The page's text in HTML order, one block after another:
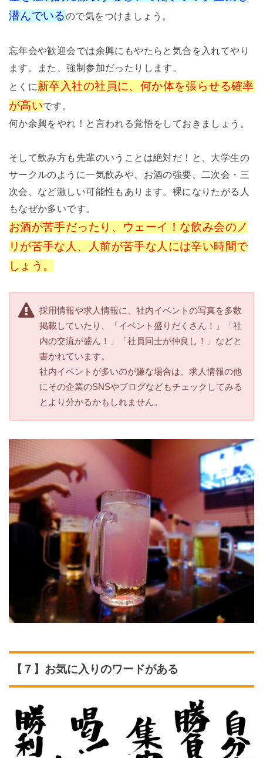
潜んでいるので気をつけましょう。
忘年会や歓迎会では余興にもやたらと気合を入れてやり
ます。また、強制参加だったりします。
とくに新卒入社の社員に、何か体を張らせる確率
が高いです。
何か余興をやれ！と言われる覚悟をしておきましょう。
そして飲み方も先輩のいうことは絶対だ！と、大学生の
サークルのように一気飲みや、お酒の強要、二次会・三
次会、など激しい可能性もあります。裸になりたがる人
もなぜか多いです。
お酒が苦手だったり、ウェーイ！な飲み会のノ
リが苦手な人、人前が苦手な人には辛い時間で
しょう。
採用情報や求人情報に、社内イベントの写真を多数
掲載していたり、「イベント盛りだくさん！」「社
内の交流が盛ん！」「社員同士が仲良し！」などと
書かれています。
社内イベントが多いのが嫌な場合は、求人情報の他
にその企業のSNSやブログなどもチェックしてみる
とより分かるかもしれません。
【７】お気に入りのワードがある